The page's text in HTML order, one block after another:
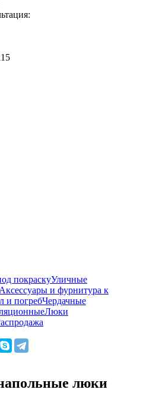
покраскуУличные
Аксессуары и фурнитура к
и погребЧердачные
Люки
люки